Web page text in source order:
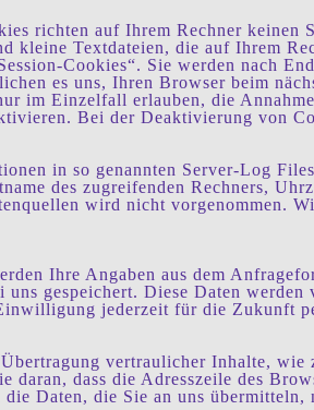
richten auf Ihrem Rechner
kleine Textdateien, die auf Ihrem
Cookies“. Sie werden nach
es uns, Ihren Browser beim
im Einzelfall erlauben, die
Bei der Deaktivierung von
in so genannten Server-Log
des zugreifenden Rechners,
wird nicht vorgenommen.
Ihre Angaben aus dem
gespeichert. Diese Daten
jederzeit für die Zukunft
vertraulicher Inhalte,
daran, dass die Adresszeile des
Daten, die Sie an uns